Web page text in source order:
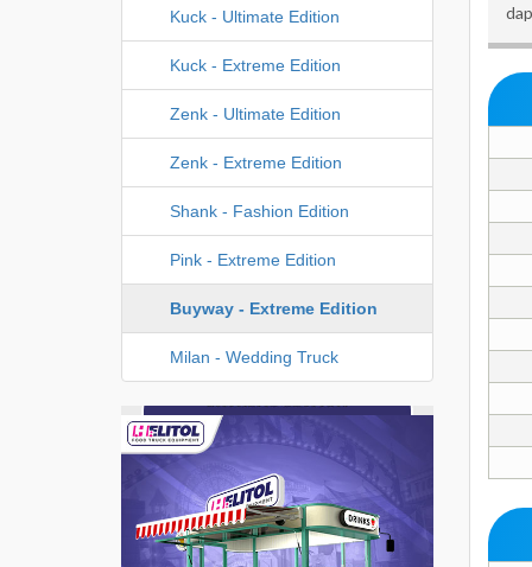
Kuck - Ultimate Edition
Kuck - Extreme Edition
Zenk - Ultimate Edition
Zenk - Extreme Edition
Shank - Fashion Edition
Pink - Extreme Edition
Buyway - Extreme Edition
Milan - Wedding Truck